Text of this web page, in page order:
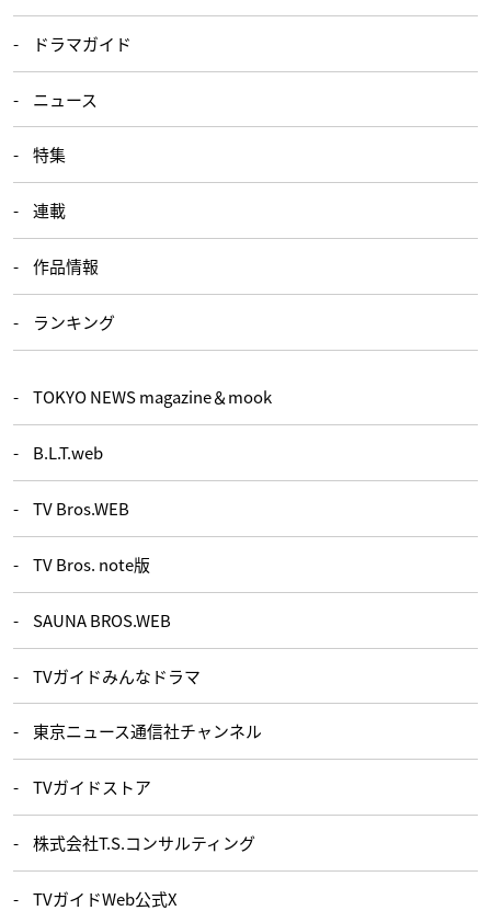
ドラマガイド
ニュース
特集
連載
作品情報
ランキング
TOKYO NEWS magazine＆mook
B.L.T.web
TV Bros.WEB
TV Bros. note版
SAUNA BROS.WEB
TVガイドみんなドラマ
東京ニュース通信社チャンネル
TVガイドストア
株式会社T.S.コンサルティング
TVガイドWeb公式X